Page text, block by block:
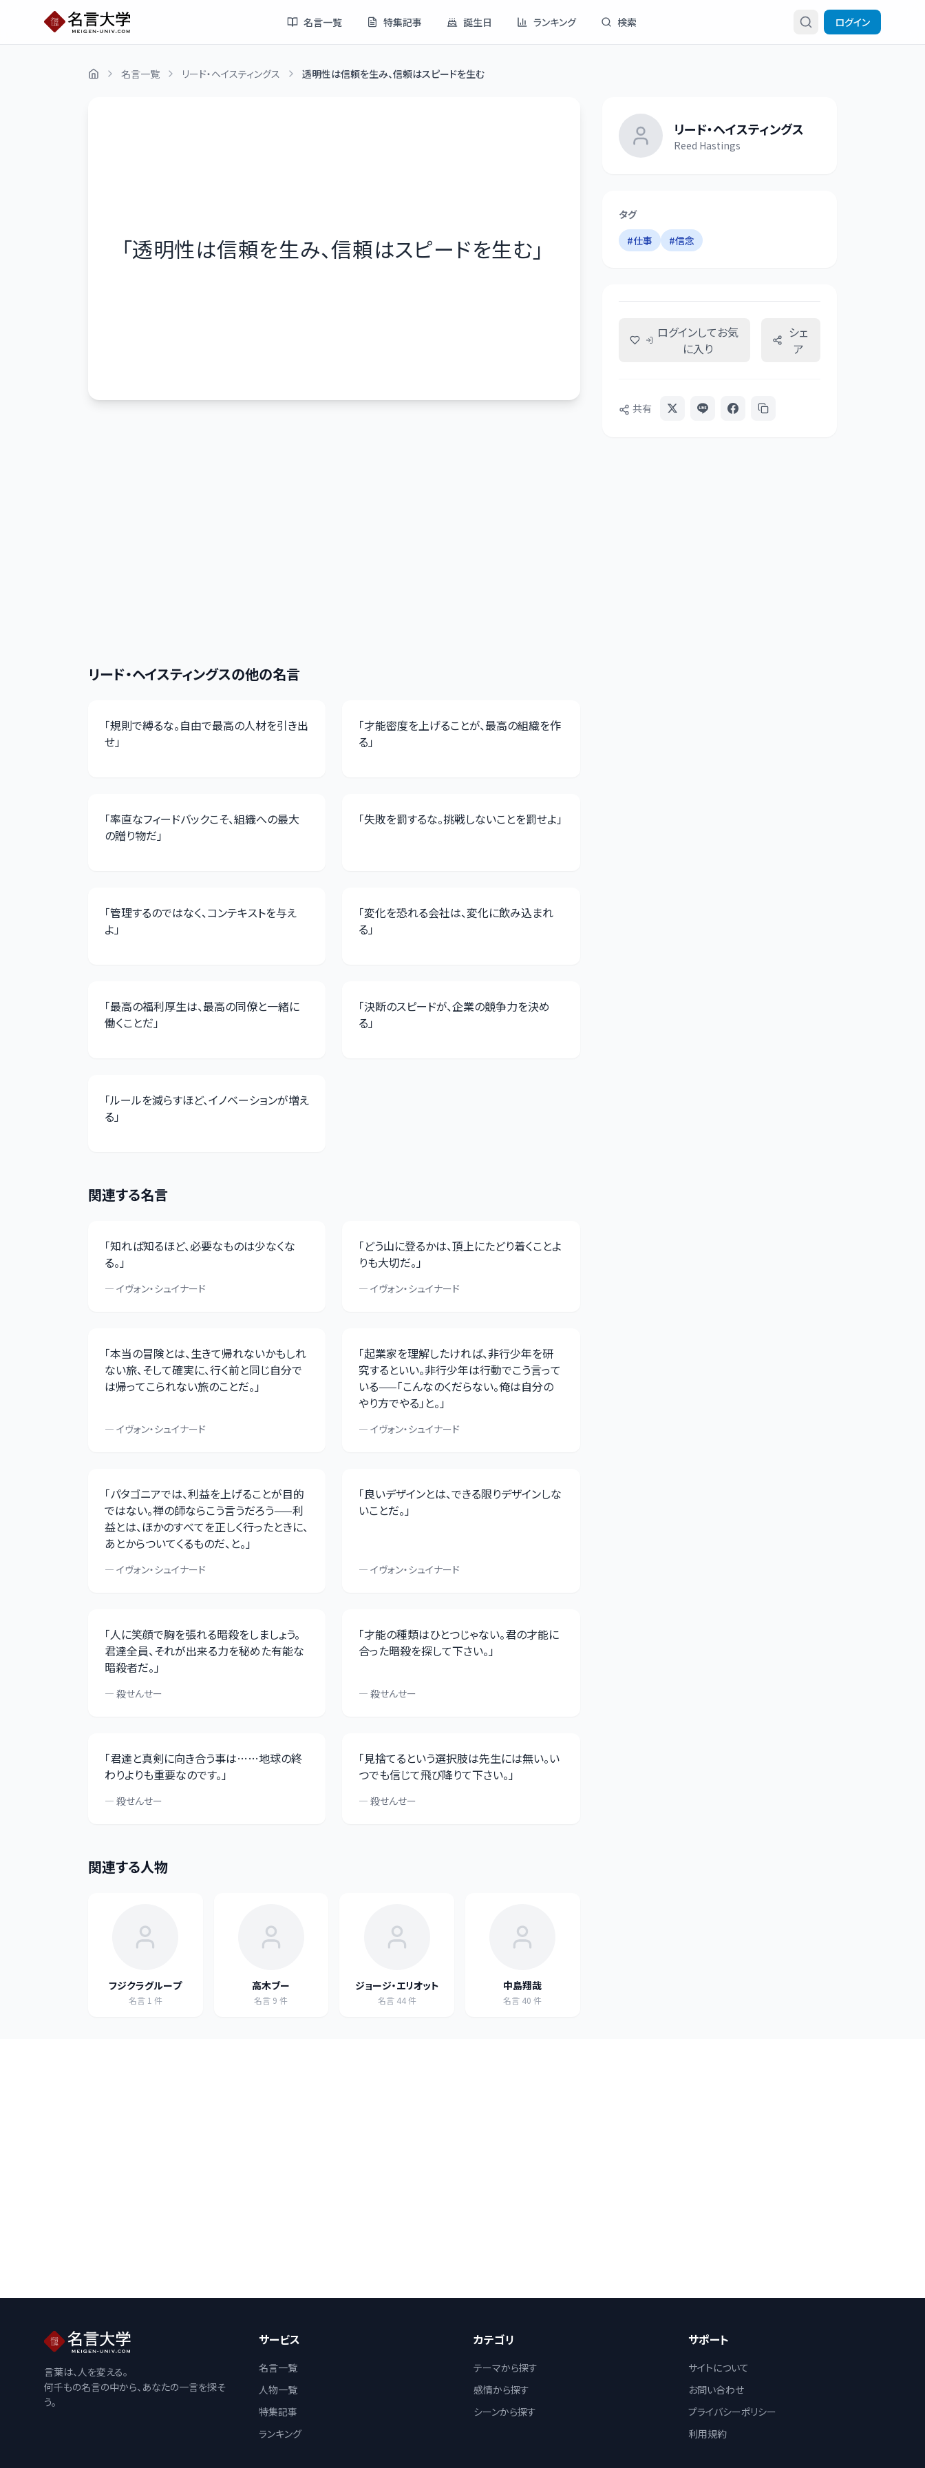
名言一覧 特集記事 誕生日 ランキング 検索 ログイン
名言一覧 リード・ヘイスティングス 透明性は信頼を生み、信頼はスピードを生む
「透明性は信頼を生み、信頼はスピードを生む 」
リード・ヘイスティングス
Reed Hastings
タグ
#仕事 #信念
ログインしてお気
に入り
シェ
ア
共有
リード・ヘイスティングスの他の名言
「規則で縛るな。自由で最高の人材を引き出
せ」
「才能密度を上げることが、最高の組織を作
る」
「率直なフィードバックこそ、組織への最大
の贈り物だ」
「失敗を罰するな。挑戦しないことを罰せよ」
「管理するのではなく、コンテキストを与え
よ」
「変化を恐れる会社は、変化に飲み込まれ
る」
「最高の福利厚生は、最高の同僚と一緒に
働くことだ」
「決断のスピードが、企業の競争力を決め
る」
「ルールを減らすほど、イノベーションが増え
る」
関連する名言
「知れば知るほど、必要なものは少なくな
る。」
— イヴォン・シュイナード
「どう山に登るかは、頂上にたどり着くことよ
りも大切だ。」
—イヴォン・シュイナード
「本当の冒険とは、生きて帰れないかもしれ
ない旅、そして確実に、行く前と同じ自分で
は帰ってこられない旅のことだ。」
— イヴォン・シュイナード
「起業家を理解したければ、非行少年を研
究するといい。非行少年は行動でこう言って
いる——「こんなのくだらない。俺は自分の
やり方でやる」と。」
—イヴォン・シュイナード
「パタゴニアでは、利益を上げることが目的
ではない。禅の師ならこう言うだろう——利
益とは、ほかのすべてを正しく行ったときに、
あとからついてくるものだ、と。」
— イヴォン・シュイナード
「良いデザインとは、できる限りデザインしな
いことだ。」
—イヴォン・シュイナード
「人に笑顔で胸を張れる暗殺をしましょう。
君達全員、それが出来る力を秘めた有能な
暗殺者だ。」
— 殺せんせー
「才能の種類はひとつじゃない。君の才能に
合った暗殺を探して下さい。」
—殺せんせー
「君達と真剣に向き合う事は……地球の終
わりよりも重要なのです。」
— 殺せんせー
「見捨てるという選択肢は先生には無い。い
つでも信じて飛び降りて下さい。」
—殺せんせー
関連する人物
フジクラグループ
名言 1 件
高木ブー
名言 9 件
ジョージ・エリオット
名言 44件
中島翔哉
名言 40 件
言葉は、人を変える。
何千もの名言の中から、あなたの一言を探そ
う。
サービス
名言一覧
人物一覧
特集記事
ランキング
カテゴリ
テーマから探す
感情から探す
シーンから探す
サポート
サイトについて
お問い合わせ
プライバシーポリシー
利用規約